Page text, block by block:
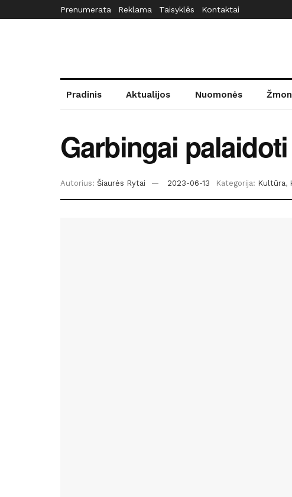
Prenumerata Reklama Taisyklės Kontaktai
Pradinis Aktualijos Nuomonės
Garbingai
Autorius: Šiaurės Rytai 2023-06-13 Kategorija: Kultūra,